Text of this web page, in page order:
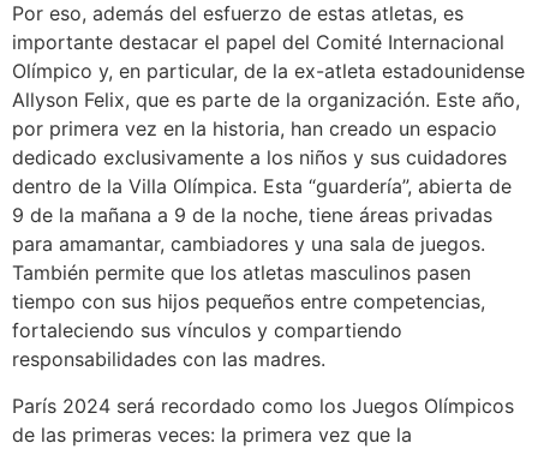
Por eso, además del esfuerzo de estas atletas, es
importante destacar el papel del Comité Internacional
Olímpico y, en particular, de la ex-atleta estadounidense
Allyson Felix, que es parte de la organización. Este año,
por primera vez en la historia, han creado un espacio
dedicado exclusivamente a los niños y sus cuidadores
dentro de la Villa Olímpica. Esta “guardería”, abierta de
9 de la mañana a 9 de la noche, tiene áreas privadas
para amamantar, cambiadores y una sala de juegos.
También permite que los atletas masculinos pasen
tiempo con sus hijos pequeños entre competencias,
fortaleciendo sus vínculos y compartiendo
responsabilidades con las madres.
París 2024 será recordado como los Juegos Olímpicos
de las primeras veces: la primera vez que la